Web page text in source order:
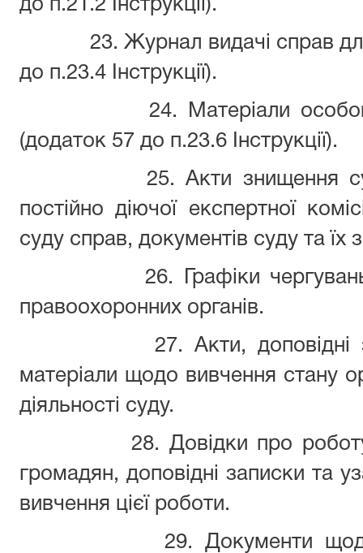
до п.21.2 Інструкції).
23. Журнал видачі справ
до п.23.4 Інструкції).
24. Матеріали
(додаток 57 до п.23.6 Інструкції).
25. Акти знищення
постійно діючої експертної
суду справ, документів суду та їх
26. Графіки
правоохоронних органів.
27. Акти, доповідні
матеріали щодо вивчення стану
діяльності суду.
28. Довідки про
громадян, доповідні записки та
вивчення цієї роботи.
29. Документи